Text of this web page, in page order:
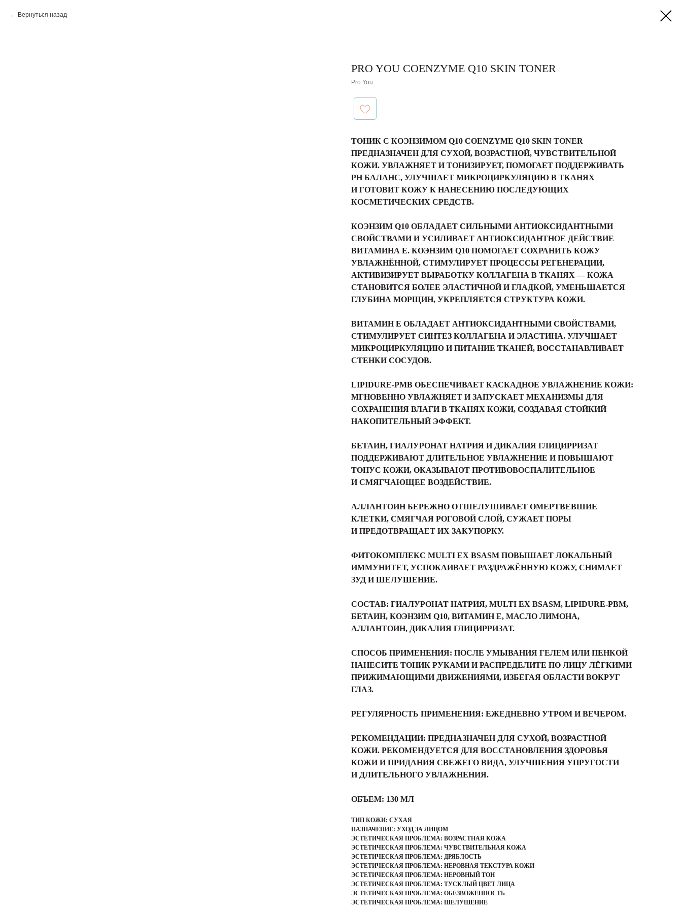
Вернуться назад
PRO YOU COENZYME Q10 SKIN TONER
Pro You
ТОНИК C КОЭНЗИМОМ Q10 COENZYME Q10 SKIN TONER
ПРЕДНАЗНАЧЕН ДЛЯ СУХОЙ, ВОЗРАСТНОЙ, ЧУВСТВИТЕЛЬНОЙ
КОЖИ. УВЛАЖНЯЕТ И ТОНИЗИРУЕТ, ПОМОГАЕТ ПОДДЕРЖИВАТЬ
PH БАЛАНС, УЛУЧШАЕТ МИКРОЦИРКУЛЯЦИЮ В ТКАНЯХ
И ГОТОВИТ КОЖУ К НАНЕСЕНИЮ ПОСЛЕДУЮЩИХ
КОСМЕТИЧЕСКИХ СРЕДСТВ.
КОЭНЗИМ Q10 ОБЛАДАЕТ СИЛЬНЫМИ АНТИОКСИДАНТНЫМИ
СВОЙСТВАМИ И УСИЛИВАЕТ АНТИОКСИДАНТНОЕ ДЕЙСТВИЕ
ВИТАМИНА E. КОЭНЗИМ Q10 ПОМОГАЕТ СОХРАНИТЬ КОЖУ
УВЛАЖНЁННОЙ, СТИМУЛИРУЕТ ПРОЦЕССЫ РЕГЕНЕРАЦИИ,
АКТИВИЗИРУЕТ ВЫРАБОТКУ КОЛЛАГЕНА В ТКАНЯХ — КОЖА
СТАНОВИТСЯ БОЛЕЕ ЭЛАСТИЧНОЙ И ГЛАДКОЙ, УМЕНЬШАЕТСЯ
ГЛУБИНА МОРЩИН, УКРЕПЛЯЕТСЯ СТРУКТУРА КОЖИ.
ВИТАМИН E ОБЛАДАЕТ АНТИОКСИДАНТНЫМИ СВОЙСТВАМИ,
СТИМУЛИРУЕТ СИНТЕЗ КОЛЛАГЕНА И ЭЛАСТИНА. УЛУЧШАЕТ
МИКРОЦИРКУЛЯЦИЮ И ПИТАНИЕ ТКАНЕЙ, ВОССТАНАВЛИВАЕТ
СТЕНКИ СОСУДОВ.
LIPIDURE-PMB ОБЕСПЕЧИВАЕТ КАСКАДНОЕ УВЛАЖНЕНИЕ КОЖИ:
МГНОВЕННО УВЛАЖНЯЕТ И ЗАПУСКАЕТ МЕХАНИЗМЫ ДЛЯ
СОХРАНЕНИЯ ВЛАГИ В ТКАНЯХ КОЖИ, СОЗДАВАЯ СТОЙКИЙ
НАКОПИТЕЛЬНЫЙ ЭФФЕКТ.
БЕТАИН, ГИАЛУРОНАТ НАТРИЯ И ДИКАЛИЯ ГЛИЦИРРИЗАТ
ПОДДЕРЖИВАЮТ ДЛИТЕЛЬНОЕ УВЛАЖНЕНИЕ И ПОВЫШАЮТ
ТОНУС КОЖИ, ОКАЗЫВАЮТ ПРОТИВОВОСПАЛИТЕЛЬНОЕ
И СМЯГЧАЮЩЕЕ ВОЗДЕЙСТВИЕ.
АЛЛАНТОИН БЕРЕЖНО ОТШЕЛУШИВАЕТ ОМЕРТВЕВШИЕ
КЛЕТКИ, СМЯГЧАЯ РОГОВОЙ СЛОЙ, СУЖАЕТ ПОРЫ
И ПРЕДОТВРАЩАЕТ ИХ ЗАКУПОРКУ.
ФИТОКОМПЛЕКС MULTI EX BSASM ПОВЫШАЕТ ЛОКАЛЬНЫЙ
ИММУНИТЕТ, УСПОКАИВАЕТ РАЗДРАЖЁННУЮ КОЖУ, СНИМАЕТ
ЗУД И ШЕЛУШЕНИЕ.
СОСТАВ: ГИАЛУРОНАТ НАТРИЯ, MULTI EX BSASM, LIPIDURE-PBM,
БЕТАИН, КОЭНЗИМ Q10, ВИТАМИН Е, МАСЛО ЛИМОНА,
АЛЛАНТОИН, ДИКАЛИЯ ГЛИЦИРРИЗАТ.
СПОСОБ ПРИМЕНЕНИЯ: ПОСЛЕ УМЫВАНИЯ ГЕЛЕМ ИЛИ ПЕНКОЙ
НАНЕСИТЕ ТОНИК РУКАМИ И РАСПРЕДЕЛИТЕ ПО ЛИЦУ ЛЁГКИМИ
ПРИЖИМАЮЩИМИ ДВИЖЕНИЯМИ, ИЗБЕГАЯ ОБЛАСТИ ВОКРУГ
ГЛАЗ.
РЕГУЛЯРНОСТЬ ПРИМЕНЕНИЯ: ЕЖЕДНЕВНО УТРОМ И ВЕЧЕРОМ.
РЕКОМЕНДАЦИИ: ПРЕДНАЗНАЧЕН ДЛЯ СУХОЙ, ВОЗРАСТНОЙ
КОЖИ. РЕКОМЕНДУЕТСЯ ДЛЯ ВОССТАНОВЛЕНИЯ ЗДОРОВЬЯ
КОЖИ И ПРИДАНИЯ СВЕЖЕГО ВИДА, УЛУЧШЕНИЯ УПРУГОСТИ
И ДЛИТЕЛЬНОГО УВЛАЖНЕНИЯ.
ОБЪЕМ: 130 МЛ
ТИП КОЖИ: СУХАЯ
НАЗНАЧЕНИЕ: УХОД ЗА ЛИЦОМ
ЭСТЕТИЧЕСКАЯ ПРОБЛЕМА: ВОЗРАСТНАЯ КОЖА
ЭСТЕТИЧЕСКАЯ ПРОБЛЕМА: ЧУВСТВИТЕЛЬНАЯ КОЖА
ЭСТЕТИЧЕСКАЯ ПРОБЛЕМА: ДРЯБЛОСТЬ
ЭСТЕТИЧЕСКАЯ ПРОБЛЕМА: НЕРОВНАЯ ТЕКСТУРА КОЖИ
ЭСТЕТИЧЕСКАЯ ПРОБЛЕМА: НЕРОВНЫЙ ТОН
ЭСТЕТИЧЕСКАЯ ПРОБЛЕМА: ТУСКЛЫЙ ЦВЕТ ЛИЦА
ЭСТЕТИЧЕСКАЯ ПРОБЛЕМА: ОБЕЗВОЖЕННОСТЬ
ЭСТЕТИЧЕСКАЯ ПРОБЛЕМА: ШЕЛУШЕНИЕ